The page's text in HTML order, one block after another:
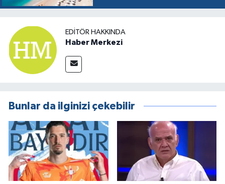
EDITÖR HAKKINDA
Haber Merkezi
Bunlar da ilginizi çekebilir